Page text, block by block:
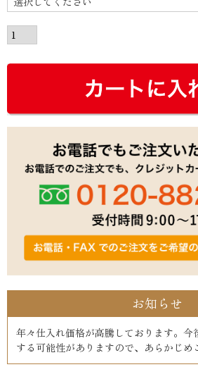
須)
お知らせ
年々仕入れ価格が高騰しております。今
する可能性がありますので、あらかじめ